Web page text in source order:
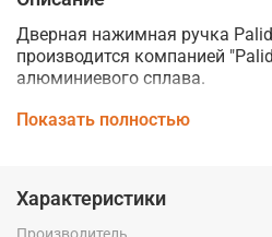
Дверная нажимная ручка
производится компанией
алюминиевого сплава.
Дверные ручки Palidore
и идеально подойдут к
подчеркнув его элегантность и
Показать полностью
Характеристики